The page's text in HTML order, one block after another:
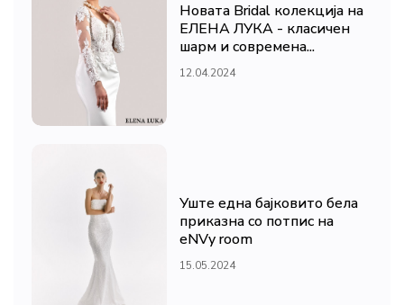
Новата Bridal колекција на
ЕЛЕНА ЛУКА - класичен
шарм и современа...
12.04.2024
Уште една бајковито бела
приказна со потпис на
eNVy room
15.05.2024